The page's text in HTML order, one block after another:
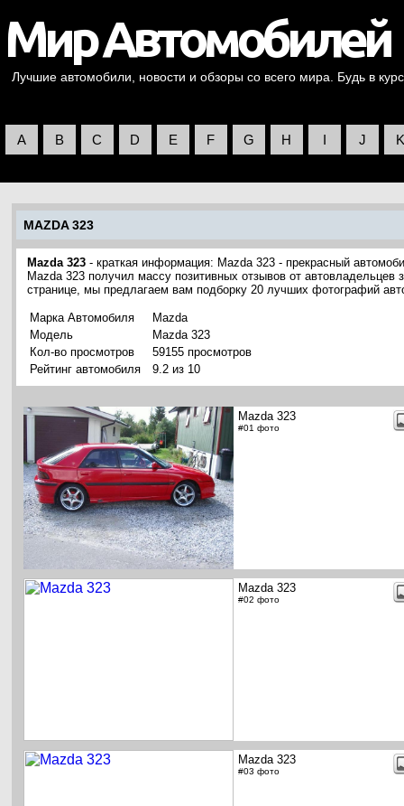
Лучшие автомобили, новости и обзоры со всего мира. Будь в
A B C D E F G H I J K
MAZDA 323
Mazda 323 - краткая информация: Mazda 323 - прекрасный
Mazda 323 получил массу позитивных отзывов от автовладельцев
странице, мы предлагаем вам подборку 20 лучших фотографий
Марка Автомобиля
Mazda
Модель
Mazda 323
Кол-во просмотров
59155 просмотров
Рейтинг автомобиля
9.2 из 10
Mazda 323
#01 фото
Mazda 323
#02 фото
Mazda 323
#03 фото